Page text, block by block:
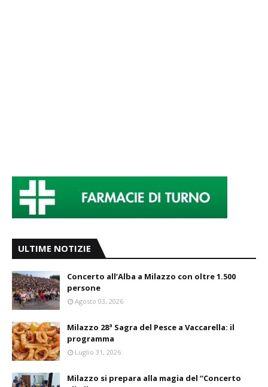
ULTIME NOTIZIE
Concerto all’Alba a Milazzo con oltre 1.500
persone
Agosto 03, 2026
Milazzo 28ª Sagra del Pesce a Vaccarella: il
programma
Luglio 31, 2026
Milazzo si prepara alla magia del “Concerto